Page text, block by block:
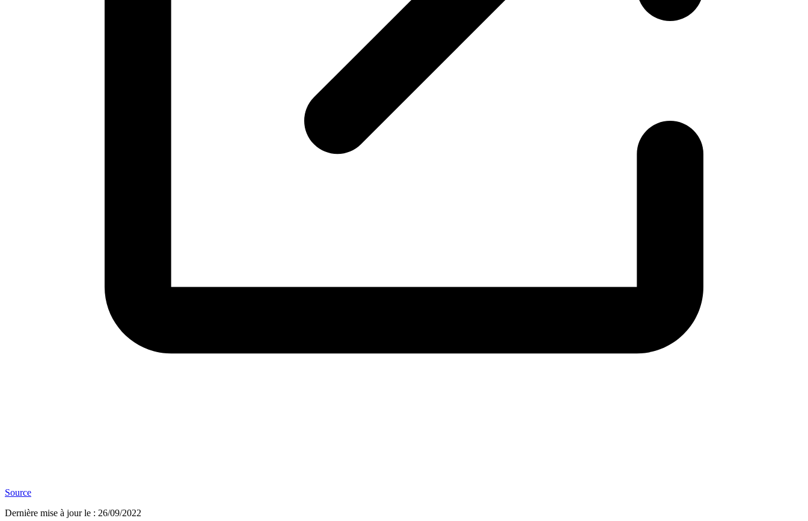
Source
Dernière mise à jour le : 26/09/2022